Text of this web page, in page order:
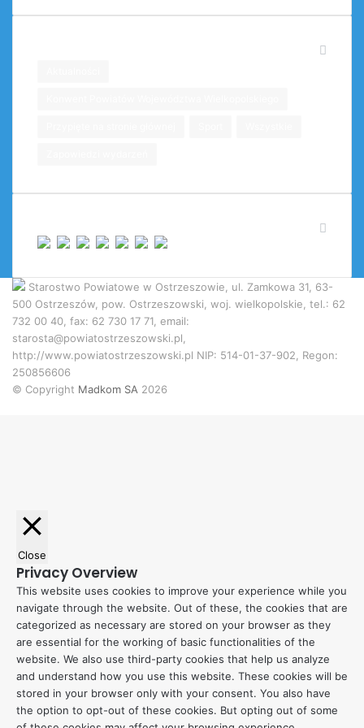
Starostwo Powiatowe w Ostrzeszowie, ul. Zamkowa 31, 63-
500 Ostrzeszów, pow. Ostrzeszowski, woj. wielkopolskie, tel.: 62
732 00 40, fax: 62 730 17 71, email:
starosta@powiatostrzeszowski.pl,
http://www.powiatostrzeszowski.pl NIP: 514-01-37-902, Regon:
250856606
© Copyright Madkom SA 2026
Close
Privacy Overview
This website uses cookies to improve your experience while you
navigate through the website. Out of these, the cookies that are
categorized as necessary are stored on your browser as they
are essential for the working of basic functionalities of the
website. We also use third-party cookies that help us analyze
and understand how you use this website. These cookies will be
stored in your browser only with your consent. You also have
the option to opt-out of these cookies. But opting out of some